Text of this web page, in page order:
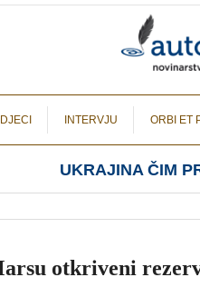
INTERVJU ORBI ET
UKRAJINA ČIM
otkriveni